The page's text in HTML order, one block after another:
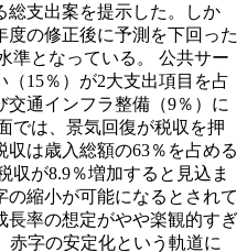
総支出案を提示した。しか
度の修正後に予測を下回った
準となっている。 公共サー
（15％）が2大支出項目を占
通インフラ整備（9％）に
では、景気回復が税収を押
は歳入総額の63％を占める
収が8.9％増加すると見込ま
縮小が可能になるとされて
長率の想定がやや楽観的すぎ
赤字の安定化という軌道に